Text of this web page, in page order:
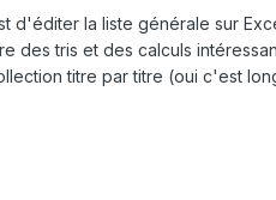
d'éditer la liste générale sur
des tris et des calculs
titre par titre (oui c'est